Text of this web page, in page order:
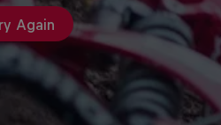
Again